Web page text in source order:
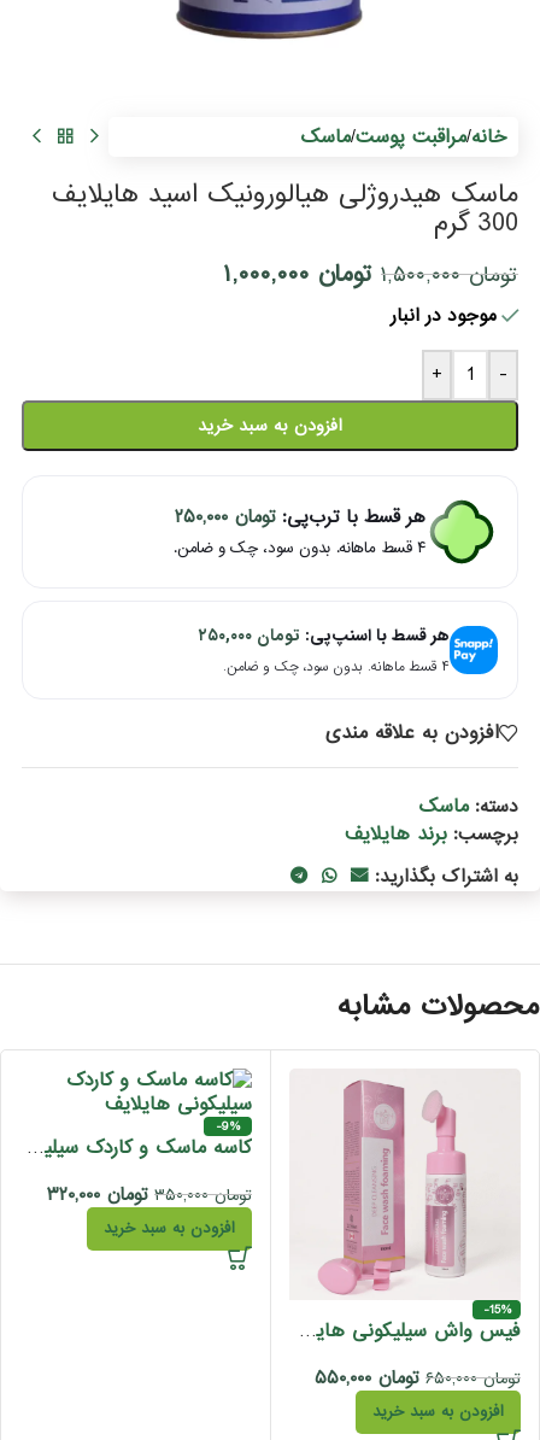
خانه/مراقبت پوست/ماسک
ماسک هیدروژلی هیالورونیک اسید هایلایف
300 گرم
تومان۱,۵۰۰,۰۰۰ تومان
موجود در انبار
-
+
افزودن به سبد خرید
هر قسط با ترب‌پی: تومان
۴ قسط ماهانه. بدون سود، چک و ضامن.
هر قسط با اسنپ‌پی: تومان
۴ قسط ماهانه. بدون سود، چک و ضامن.
افزودن به علاقه مندی
دسته: ماسک
برچسب: برند هایلایف
به اشتراک بگذارید:
محصولات مشابه
-15%
فیس واش سیلیکونی هایلایف
تومان۶۵۰,۰۰۰ تومان
افزودن به سبد خرید
-9%
کاسه ماسک و کاردک سیلیکونی هایلایف
تومان۳۵۰,۰۰۰ تومان
افزودن به سبد خرید